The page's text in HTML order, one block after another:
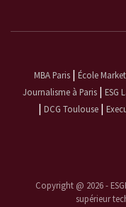
MBA Paris| École
Journalisme à Paris | ESG
| DCG Toulouse |
Copyright @ 2026 -
supérieur